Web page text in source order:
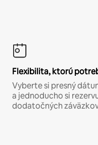
Flexibilita, ktorú
Vyberte si presný
a jednoducho si
dodatočných